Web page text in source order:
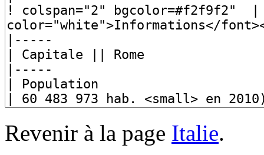
Revenir à la page Italie.